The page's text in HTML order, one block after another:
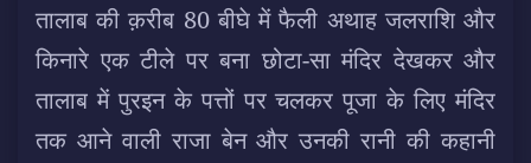
तालाब की क़रीब 80 बीघे में फैली अथाह जलराशि और
किनारे एक टीले पर बना छोटा-सा मंदिर देखकर और
तालाब में पुरइन के पत्तों पर चलकर पूजा के लिए मंदिर
तक आने वाली राजा बेन और उनकी रानी की कहानी